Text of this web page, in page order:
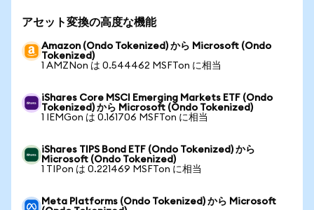
アセット変換の高度な機能
Amazon (Ondo Tokenized) から Microsoft (Ondo
Tokenized)
1 AMZNon は 0.544462 MSFTon に相当
iShares Core MSCI Emerging Markets ETF (Ondo
Tokenized) から Microsoft (Ondo Tokenized)
1 IEMGon は 0.161706 MSFTon に相当
iShares TIPS Bond ETF (Ondo Tokenized) から
Microsoft (Ondo Tokenized)
1 TIPon は 0.221469 MSFTon に相当
Meta Platforms (Ondo Tokenized) から Microsoft